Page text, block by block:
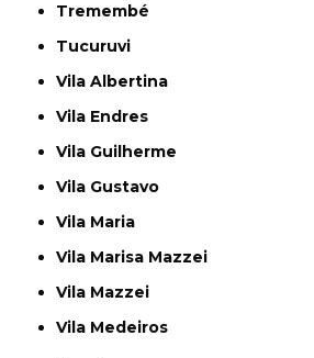
Tremembé
Tucuruvi
Vila Albertina
Vila Endres
Vila Guilherme
Vila Gustavo
Vila Maria
Vila Marisa Mazzei
Vila Mazzei
Vila Medeiros